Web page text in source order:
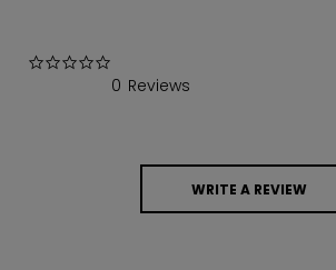
0 Reviews
WRITE A REVIEW